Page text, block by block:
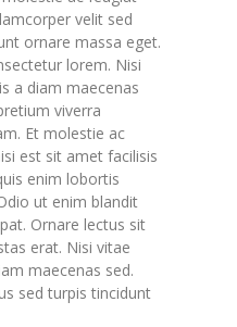
velit sed
ornare massa eget.
lorem. Nisi
a diam maecenas
viverra
Et molestie ac
est sit amet facilisis
enim lobortis
ut enim blandit
Ornare lectus sit
erat. Nisi vitae
maecenas sed.
sed turpis tincidunt